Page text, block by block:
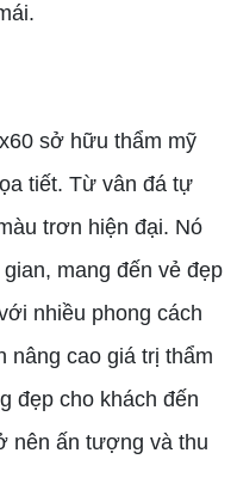
sở hữu thẩm mỹ
tiết. Từ vân đá tự
trơn hiện đại. Nó
mang đến vẻ đẹp
nhiều phong cách
nâng cao giá trị thẩm
đẹp cho khách đến
nên ấn tượng và thu